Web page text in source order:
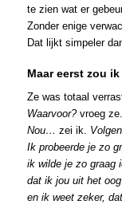
te zien wat er
Zonder enige
Dat lijkt simpeler
Maar eerst zou
Ze was totaal
Waarvoor?vroeg ze.
Nou… zei ik.
Ik probeerde je zo
ik wilde je zo graag
dat ik jou uit het oog
en ik weet zeker,